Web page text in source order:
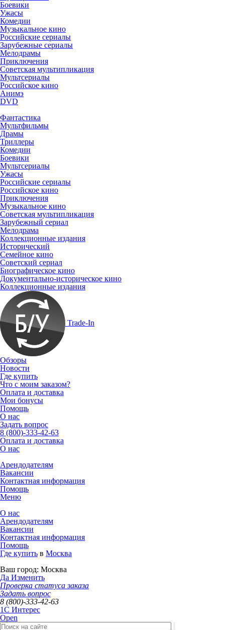
Боевики
Ужасы
Комедии
Музыкальное кино
Российские сериалы
Зарубежные сериалы
Мелодрамы
Приключения
Советская мультипликация
Мультсериалы
Российское кино
Анимэ
DVD
Фантастика
Мультфильмы
Драмы
Триллеры
Комедии
Боевики
Мультсериалы
Ужасы
Российские сериалы
Российское кино
Приключения
Музыкальное кино
Советская мультипликация
Зарубежный сериал
Мелодрама
Коллекционные издания
Исторический
Семейное кино
Советский сериал
Биографическое кино
Документально-историческое кино
Коллекционные издания
Trade-In
Обзоры
Новости
Где купить
Что с моим заказом?
Оплата и доставка
Мои бонусы
Помощь
О нас
Задать вопрос
8 (800)-333-42-63
Оплата и доставка
О нас
Арендодателям
Вакансии
Контактная информация
Помощь
Меню
О нас
Арендодателям
Вакансии
Контактная информация
Помощь
Где купить в Москва
Ваш город: Москва
Да Изменить
Проверка статуса заказа
Задать вопрос
8 (800)-333-42-63
1C Интерес
Open